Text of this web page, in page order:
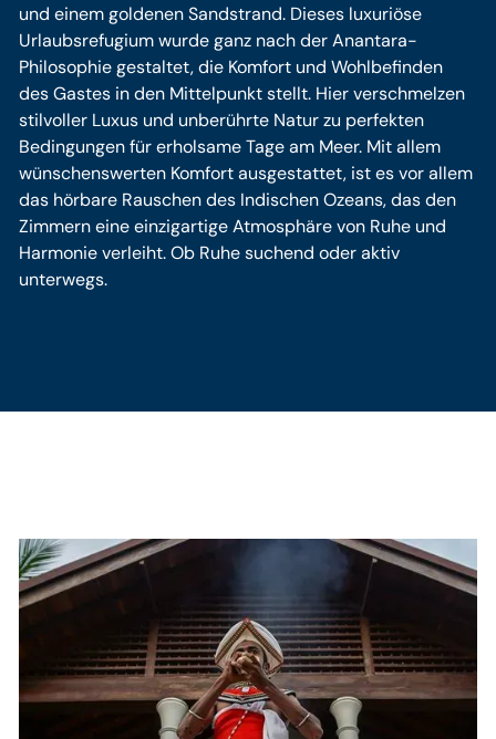
und einem goldenen Sandstrand. Dieses luxuriöse
Urlaubsrefugium wurde ganz nach der Anantara-
Philosophie gestaltet, die Komfort und Wohlbefinden
des Gastes in den Mittelpunkt stellt. Hier verschmelzen
stilvoller Luxus und unberührte Natur zu perfekten
Bedingungen für erholsame Tage am Meer. Mit allem
wünschenswerten Komfort ausgestattet, ist es vor allem
das hörbare Rauschen des Indischen Ozeans, das den
Zimmern eine einzigartige Atmosphäre von Ruhe und
Harmonie verleiht. Ob Ruhe suchend oder aktiv
unterwegs.